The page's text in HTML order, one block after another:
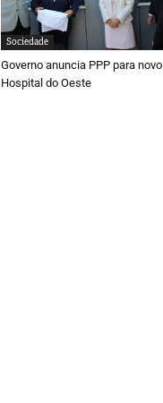
Sociedade
Governo anuncia PPP para novo
Hospital do Oeste